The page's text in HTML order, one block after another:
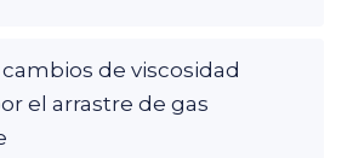
de viscosidad
el arrastre de gas